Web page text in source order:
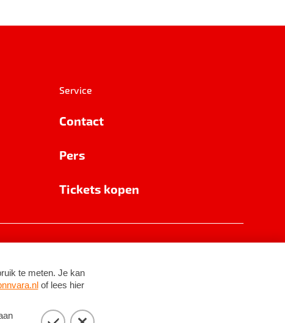
Service
Contact
Pers
Tickets kopen